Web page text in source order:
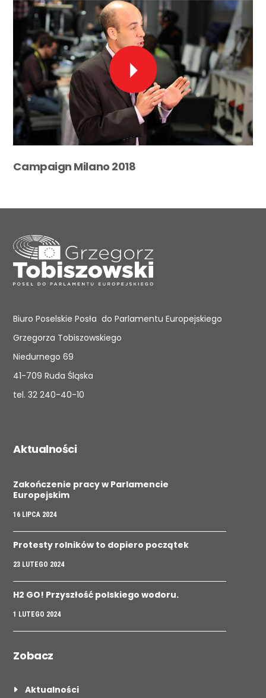
Campaign Milano 2018
Biuro Poselskie Posła do Parlamentu Europejskiego
Grzegorza Tobiszowskiego
Niedurnego 69
41-709 Ruda Śląska
tel.32 240-40-10
Aktualności
Zakończenie pracy w Parlamencie
Europejskim
16 LIPCA 2024
Protesty rolników to dopiero początek
23 LUTEGO 2024
H2 GO! Przyszłość polskiego wodoru.
1 LUTEGO 2024
Zobacz
Aktualności